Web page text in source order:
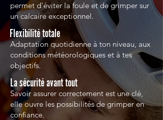
permet d'éviter la foule et de grimper sur
un calcaire exceptionnel.
Flexibilité totale
Adaptation quotidienne à ton niveau, aux
conditions météorologiques et à tes
objectifs.
La sécurité avant tout
Savoir assurer correctement est une clé,
elle ouvre les possibilités de grimper en
confiance.